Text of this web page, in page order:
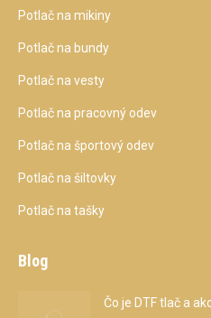
Potlač na mikiny
Potlač na bundy
Potlač na vesty
Potlač na pracovný odev
Potlač na športový odev
Potlač na šiltovky
Potlač na tašky
Blog
Čo je DTF tlač a